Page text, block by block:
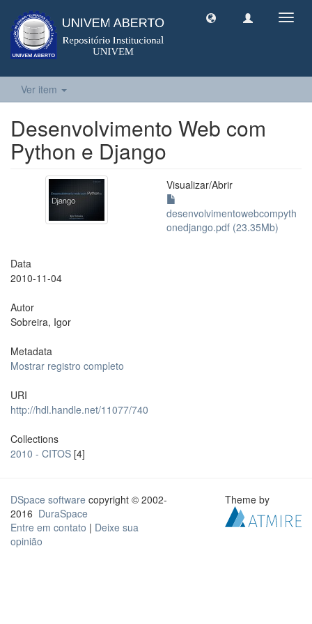
Ver item
Desenvolvimento Web com
Python e Django
Visualizar/Abrir
desenvolvimentowebcompyth
onedjango.pdf (23.35Mb)
Data
2010-11-04
Autor
Sobreira, Igor
Metadata
Mostrar registro completo
URI
http://hdl.handle.net/11077/740
Collections
2010 - CITOS [4]
DSpace software copyright © 2002-
2016 DuraSpace
Entre em contato | Deixe sua
opinião
Theme by